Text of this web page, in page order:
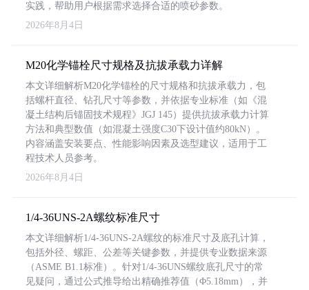
实践，帮助用户根据需求选择合适的喷砂参数。
2026年8月4日
M20化学锚栓尺寸规格及抗拔承载力详解
本文详细解析M20化学锚栓的尺寸规格和抗拔承载力，包
括螺杆直径、钻孔尺寸等参数，并依据专业标准（如《混
凝土结构后锚固技术规程》JGJ 145）提供抗拔承载力计算
方法和典型数值（如混凝土强度C30下设计值约80kN）。
内容涵盖安装要点、性能影响因素及选型建议，适用于工
程技术人员参考。
2026年8月4日
1/4-36UNS-2A螺纹标准尺寸
本文详细解析1/4-36UNS-2A螺纹的标准尺寸及底孔计算，
包括外径、螺距、公差等关键参数，并提供专业数据来源
（ASME B1.1标准）。针对1/4-36UNS螺纹底孔尺寸的常
见疑问，通过公式推导给出精确推荐值（Φ5.18mm），并